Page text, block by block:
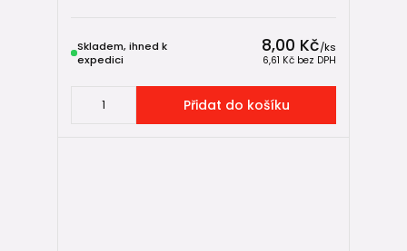
8,00 Kč/ks
6,61 Kč bez DPH
Skladem, ihned k
expedici
Přidat do košíku